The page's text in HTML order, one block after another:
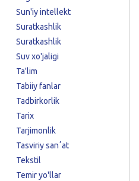
Sun'iy intellekt
Suratkashlik
Suratkashlik
Suv xo'jaligi
Ta'lim
Tabiiy fanlar
Tadbirkorlik
Tarix
Tarjimonlik
Tasviriy sanʼat
Tekstil
Temir yo'llar